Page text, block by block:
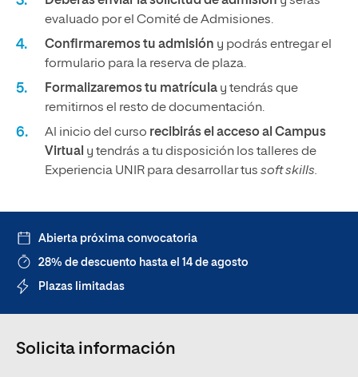
evaluado por el Comité de Admisiones.
Confirmaremos tu admisión y podrás entregar el
formulario para la reserva de plaza.
Formalizaremos tu matrícula y tendrás que
remitirnos el resto de documentación.
Al inicio del curso recibirás el acceso al Campus
Virtual y tendrás a tu disposición los talleres de
Experiencia UNIR para desarrollar tus soft skills.
Abierta próxima convocatoria
28% de descuento hasta el 14 de agosto
Plazas limitadas
Solicita información